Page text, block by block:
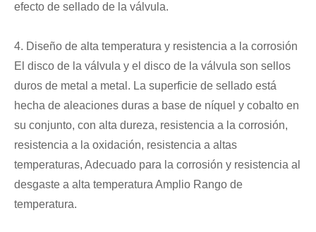
efecto de sellado de la válvula.
4. Diseño de alta temperatura y resistencia a la corrosión
El disco de la válvula y el disco de la válvula son sellos
duros de metal a metal. La superficie de sellado está
hecha de aleaciones duras a base de níquel y cobalto en
su conjunto, con alta dureza, resistencia a la corrosión,
resistencia a la oxidación, resistencia a altas
temperaturas, Adecuado para la corrosión y resistencia al
desgaste a alta temperatura Amplio Rango de
temperatura.